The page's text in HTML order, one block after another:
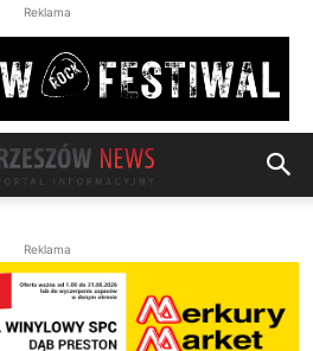
Reklama
Reklama